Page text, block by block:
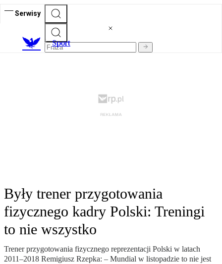
Serwisy
Sport
Były trener przygotowania
fizycznego kadry Polski: Treningi
to nie wszystko
Trener przygotowania fizycznego reprezentacji Polski w latach
2011–2018 Remigiusz Rzepka: – Mundial w listopadzie to nie jest